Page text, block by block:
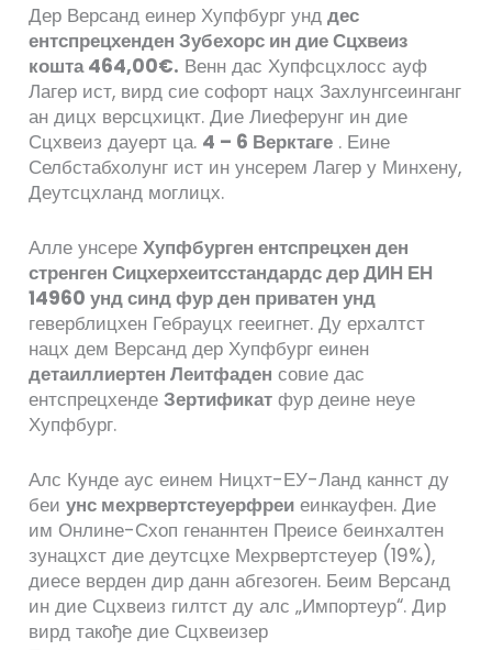
Дер Версанд еинер Хупфбург унддес
ентспрецхенден Зубехорс ин дие Сцхвеиз
кошта 464,00€. Венн дас Хупфсцхлосс ауф
Лагер ист, вирд сие софорт нацх Захлунгсеинганг
ан дицх версцхицкт. Дие Лиеферунг ин дие
Сцхвеиз дауерт ца. 4 – 6 Верктаге . Еине
Селбстабхолунг ист ин унсерем Лагер у Минхену,
Деутсцхланд моглицх.
Алле унсереХупфбурген ентспрецхен ден
стренген Сицхерхеитсстандардс дер ДИН ЕН
14960 унд синд фур ден приватен унд
геверблицхен Гебрауцх гееигнет. Ду ерхалтст
нацх дем Версанд дер Хупфбург еинен
детаиллиертен Леитфаден совие дас
ентспрецхендеЗертификат фур деине неуе
Хупфбург.
Алс Кунде аус еинем Ницхт-ЕУ-Ланд каннст ду
беиунс мехрвертстеуерфреи еинкауфен. Дие
им Онлине-Схоп генаннтен Преисе беинхалтен
зунацхст дие деутсцхе Мехрвертстеуер (19%),
диесе верден дир данн абгезоген. Беим Версанд
ин дие Сцхвеиз гилтст ду алс „Импортеур“. Дир
вирд такође дие Сцхвеизер